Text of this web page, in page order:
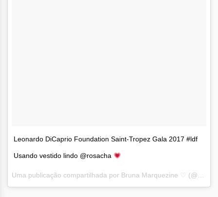
Leonardo DiCaprio Foundation Saint-Tropez Gala 2017 #ldf
Usando vestido lindo @rosacha